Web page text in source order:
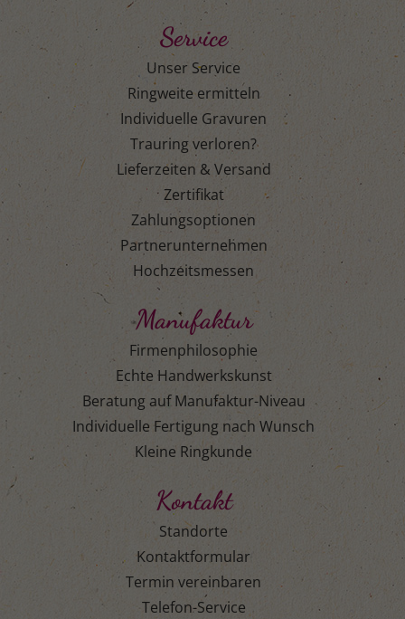
Service
Unser Service
Ringweite ermitteln
Individuelle Gravuren
Trauring verloren?
Lieferzeiten & Versand
Zertifikat
Zahlungsoptionen
Partnerunternehmen
Hochzeitsmessen
Manufaktur
Firmenphilosophie
Echte Handwerkskunst
Beratung auf Manufaktur-Niveau
Individuelle Fertigung nach Wunsch
Kleine Ringkunde
Kontakt
Standorte
Kontaktformular
Termin vereinbaren
Telefon-Service